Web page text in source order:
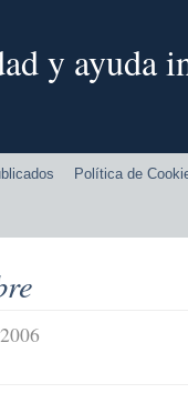
y ayuda
Política de